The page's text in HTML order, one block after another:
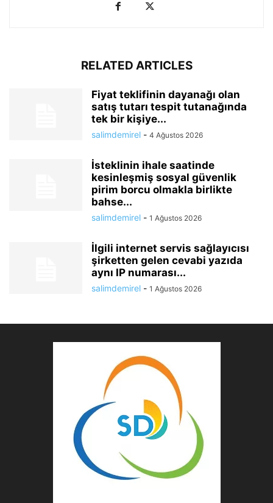
RELATED ARTICLES
Fiyat teklifinin dayanağı olan
satış tutarı tespit tutanağında
tek bir kişiye...
salimdemirel - 4 Ağustos 2026
İsteklinin ihale saatinde
kesinleşmiş sosyal güvenlik
pirim borcu olmakla birlikte
bahse...
salimdemirel - 1 Ağustos 2026
İlgili internet servis sağlayıcısı
şirketten gelen cevabi yazıda
aynı IP numarası...
salimdemirel - 1 Ağustos 2026